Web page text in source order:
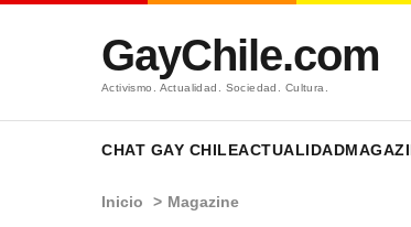
GayChile.com
Activismo. Actualidad. Sociedad. Cultura.
CHAT GAY CHILEACTUALIDAD
Inicio > Magazine